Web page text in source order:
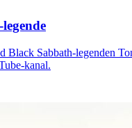
Black Sabbath-legenden
kanal.